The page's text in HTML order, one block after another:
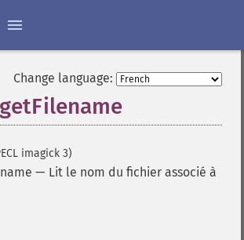
Change language:
imagick 3)
— Lit le nom du fichier associé à